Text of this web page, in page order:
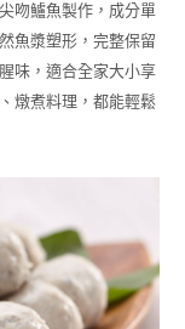
吻鱸魚製作，成分單
魚漿塑形，完整保留
味，適合全家大小享
燉煮料理，都能輕鬆